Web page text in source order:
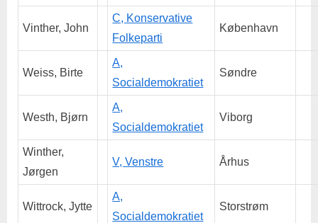
Vinther, John
C, Konservative
Folkeparti
København
Weiss, Birte
A,
Socialdemokratiet
Søndre
Westh, Bjørn
A,
Socialdemokratiet
Viborg
Winther,
Jørgen
V, Venstre Århus
Wittrock, Jytte
A,
Socialdemokratiet
Storstrøm